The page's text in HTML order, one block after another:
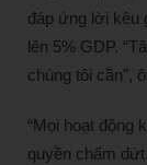
đáp ứng lời kêu
lên 5% GDP.
chúng tôi cần”,
“Mọi hoạt động
quyền chấm